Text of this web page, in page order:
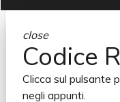
close
Codice
Clicca sul pulsante
negli appunti.